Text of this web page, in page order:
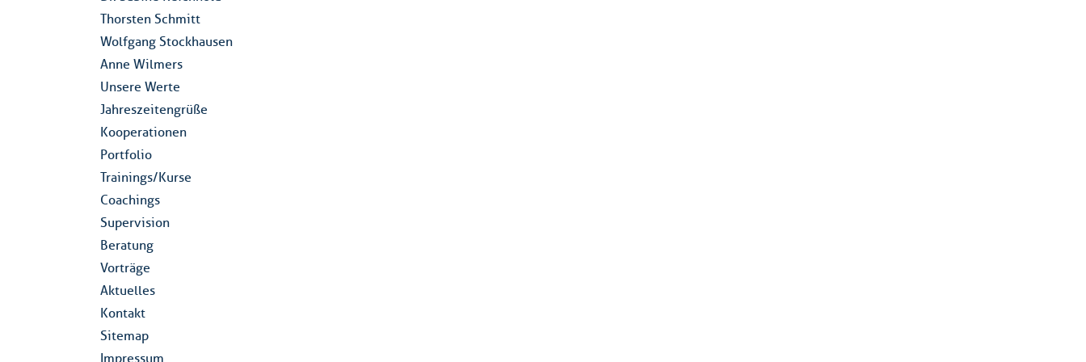
Thorsten Schmitt
Wolfgang Stockhausen
Anne Wilmers
Unsere Werte
Jahreszeitengrüße
Kooperationen
Portfolio
Trainings / Kurse
Coachings
Supervision
Beratung
Vorträge
Aktuelles
Kontakt
Sitemap
Impressum